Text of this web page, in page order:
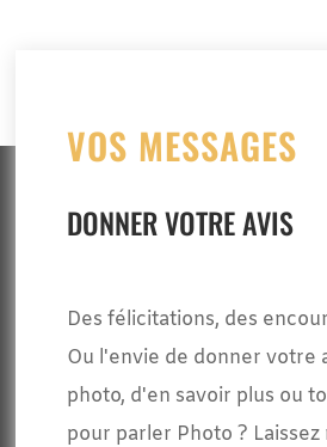
VOS MESSAGES
DONNER VOTRE AVIS
Des félicitations, des
Ou l'envie de donner votre
photo, d'en savoir plus ou
pour parler Photo ? Laissez